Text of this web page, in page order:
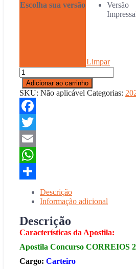
Escolha sua versão
Versão
Impressa
Limpar
Apostila
Concurso
Correios
-
Agente
de
Correios
Carteiro
Edital
2024
quantidade
Adicionar ao carrinho
SKU: Não aplicável Categorias:
Facebook
Twitter
Email
WhatsApp
Descrição
Informação adicional
Descrição
Características da Apostila:
Apostila Concurso CORREIOS
Cargo: Carteiro